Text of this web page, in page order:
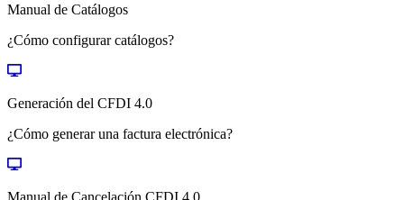
Manual de Catálogos
¿Cómo configurar catálogos?
Generación del CFDI 4.0
¿Cómo generar una factura electrónica?
Manual de Cancelación CFDI 4.0